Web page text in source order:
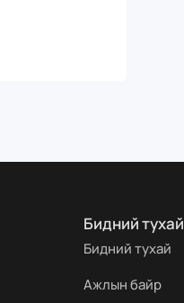
Бидний тухай
Бидний тухай
Ажлын байр